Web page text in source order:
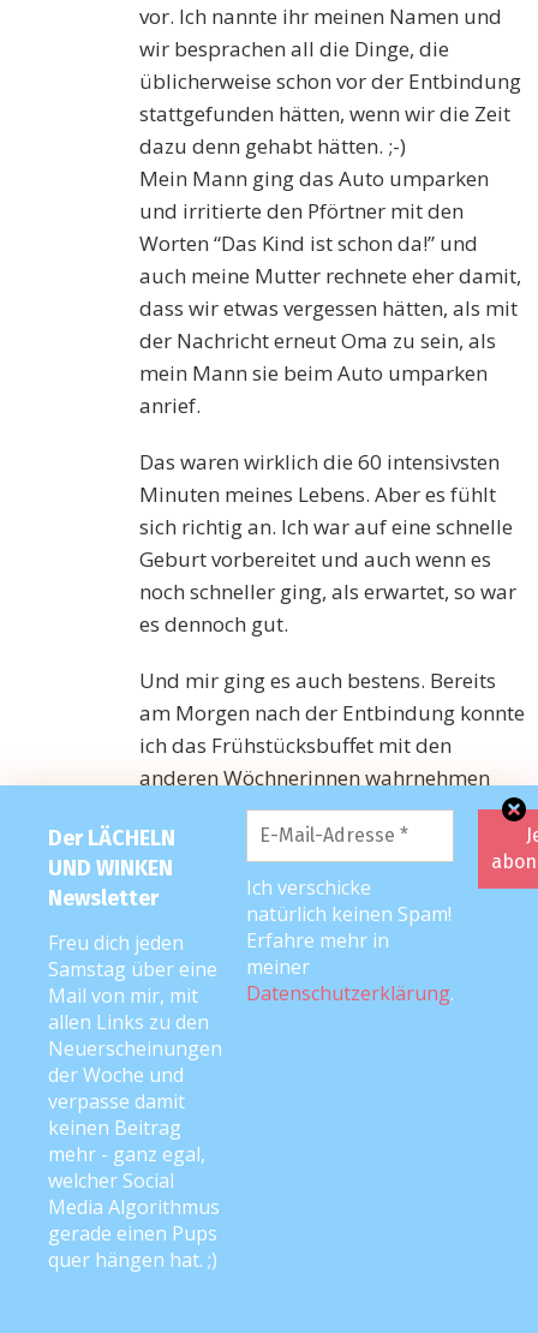
vor. Ich nannte ihr meinen Namen und
wir besprachen all die Dinge, die
üblicherweise schon vor der Entbindung
stattgefunden hätten, wenn wir die Zeit
dazu denn gehabt hätten. ;-)
Mein Mann ging das Auto umparken
und irritierte den Pförtner mit den
Worten “Das Kind ist schon da!” und
auch meine Mutter rechnete eher damit,
dass wir etwas vergessen hätten, als mit
der Nachricht erneut Oma zu sein, als
mein Mann sie beim Auto umparken
anrief.
Das waren wirklich die 60 intensivsten
Minuten meines Lebens. Aber es fühlt
sich richtig an. Ich war auf eine schnelle
Geburt vorbereitet und auch wenn es
noch schneller ging, als erwartet, so war
es dennoch gut.
Und mir ginges auch bestens. Bereits
am Morgen nach der Entbindung konnte
ich das Frühstücksbuffet mit den
anderen Wöchnerinnen wahrnehmen
und irritierte damit eine Schwester der
Station, die mir das Frühstück so kurz
nach der Entbindung am Bett servieren
wollte.
“Das ist nicht ihr erstes Kind,
oder?” fragte sie.
Die Abschlussuntersuchung des Arztes
bestätigte aber auch mein Gefühl. “Der
HB ist bei Ihnen erstaunlich stabil
geblieben, aber sie hatten ja auch nicht
viel Zeit Blut zu verlieren.”
Bericht 4: Im Sturzflug wie
Superman (2017)
Hallo zusammen! Hier kommt in guter
Tradition eine (kurze ??)
Der LÄCHELN
UND WINKEN
Newsletter
Freu dich jeden
Samstag über eine
Mail von mir, mit
allen Links zu den
Neuerscheinungen
der Woche und
verpasse damit
keinen Beitrag
mehr - ganz egal,
welcher Social
Media Algorithmus
gerade einen Pups
quer hängen hat. ;)
Ich verschicke
natürlich keinen Spam!
Erfahre mehr in
meiner
Datenschutzerklärung.